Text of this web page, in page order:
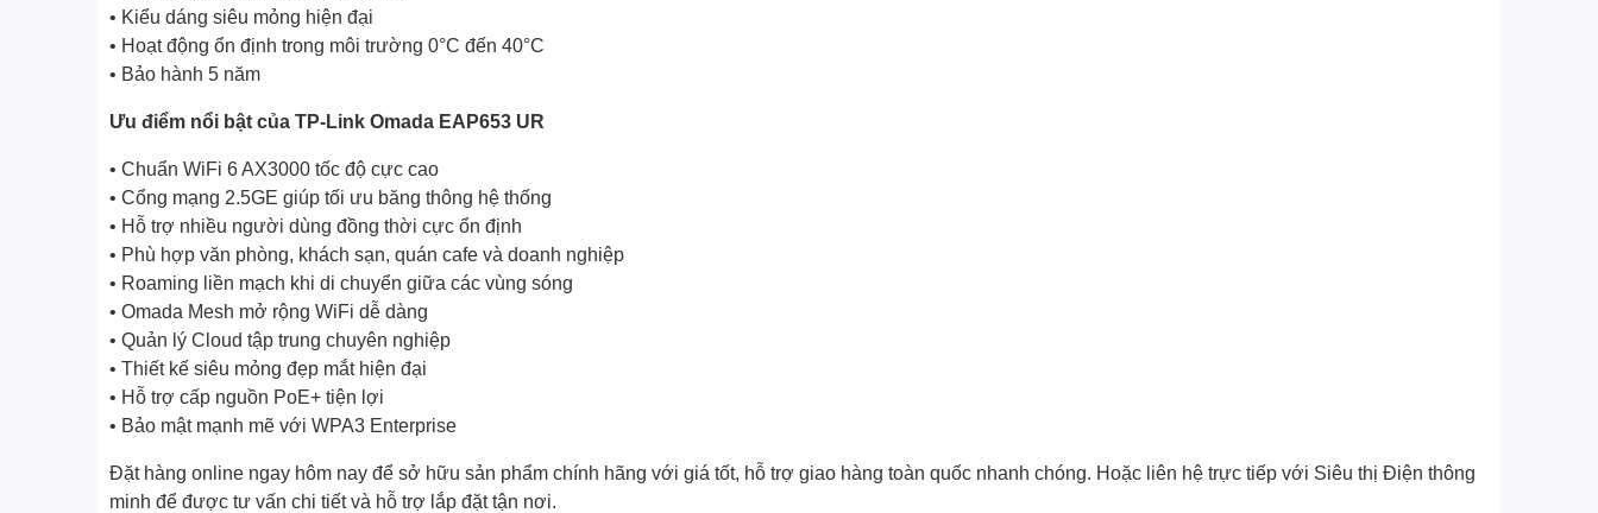
• Kiểu dáng siêu mỏng hiện đại
• Hoạt động ổn định trong môi trường 0°C đến 40°C
• Bảo hành 5 năm
Ưu điểm nổi bật của TP-Link Omada EAP653 UR
• Chuẩn WiFi 6 AX3000 tốc độ cực cao
• Cổng mạng 2.5GE giúp tối ưu băng thông hệ thống
• Hỗ trợ nhiều người dùng đồng thời cực ổn định
• Phù hợp văn phòng, khách sạn, quán cafe và doanh nghiệp
• Roaming liền mạch khi di chuyển giữa các vùng sóng
• Omada Mesh mở rộng WiFi dễ dàng
• Quản lý Cloud tập trung chuyên nghiệp
• Thiết kế siêu mỏng đẹp mắt hiện đại
• Hỗ trợ cấp nguồn PoE+ tiện lợi
• Bảo mật mạnh mẽ với WPA3 Enterprise
Đặt hàng online ngay hôm nay để sở hữu sản phẩm chính hãng với giá tốt, hỗ trợ giao hàng toàn quốc nhanh chóng. Hoặc liên hệ trực tiếp với Siêu thị Điện thông
minh để được tư vấn chi tiết và hỗ trợ lắp đặt tận nơi.